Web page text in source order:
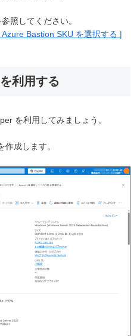
照してください。
Bastion SKU を選択する |
利用する
を利用してみましょう。
成します。